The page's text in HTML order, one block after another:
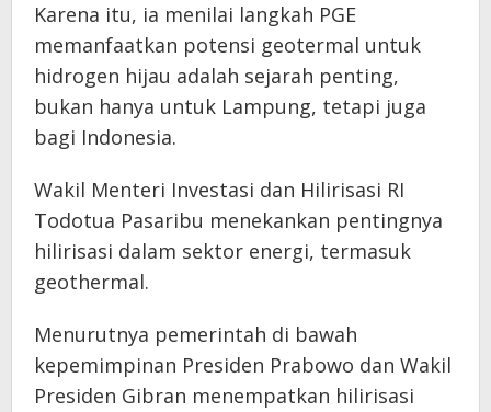
Karena itu, ia menilai langkah PGE
memanfaatkan potensi geotermal untuk
hidrogen hijau adalah sejarah penting,
bukan hanya untuk Lampung, tetapi juga
bagi Indonesia.
Wakil Menteri Investasi dan Hilirisasi RI
Todotua Pasaribu menekankan pentingnya
hilirisasi dalam sektor energi, termasuk
geothermal.
Menurutnya pemerintah di bawah
kepemimpinan Presiden Prabowo dan Wakil
Presiden Gibran menempatkan hilirisasi